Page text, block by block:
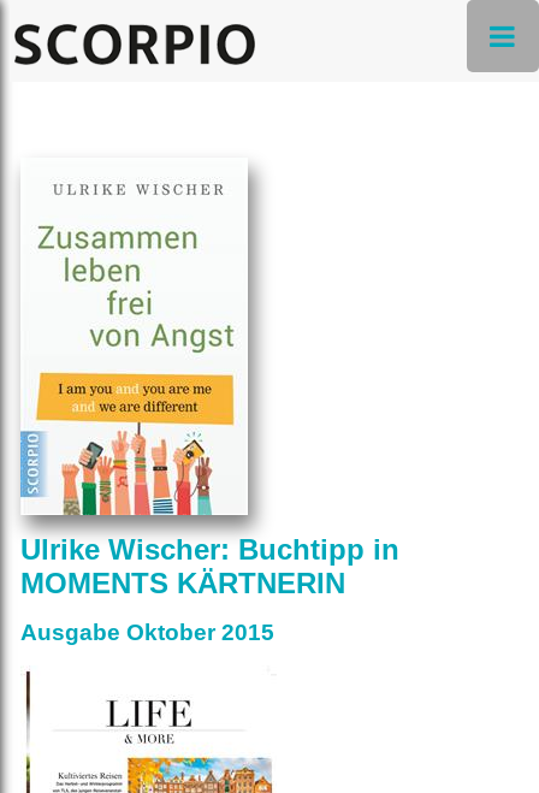
Ulrike Wischer: Buchtipp in
MOMENTS KÄRTNERIN
Ausgabe Oktober 2015